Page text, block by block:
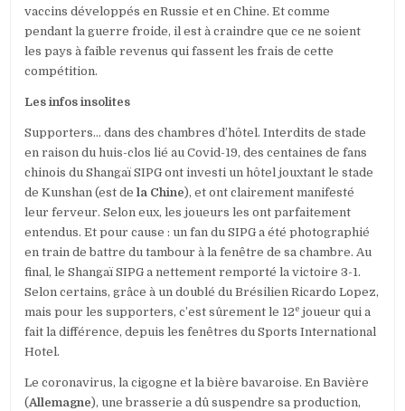
vaccins développés en Russie et en Chine. Et comme
pendant la guerre froide, il est à craindre que ce ne soient
les pays à faible revenus qui fassent les frais de cette
compétition.
Les infos insolites
Supporters… dans des chambres d’hôtel. Interdits de stade
en raison du huis-clos lié au Covid-19, des centaines de fans
chinois du Shangaï SIPG ont investi un hôtel jouxtant le stade
de Kunshan (est dela Chine), et ont clairement manifesté
leur ferveur. Selon eux, les joueurs les ont parfaitement
entendus. Et pour cause : un fan du SIPG a été photographié
en train de battre du tambour à la fenêtre de sa chambre. Au
final, le Shangaï SIPG a nettement remporté la victoire 3-1.
Selon certains, grâce à un doublé du Brésilien Ricardo Lopez,
mais pour les supporters, c’est sûrement le 12e joueur qui a
fait la différence, depuis les fenêtres du Sports International
Hotel.
Le coronavirus, la cigogne et la bière bavaroise. En Bavière
(Allemagne), une brasserie a dû suspendre sa production,